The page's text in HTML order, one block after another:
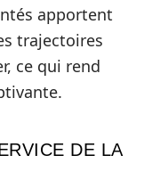
apportent
trajectoires
ce qui rend
DE LA